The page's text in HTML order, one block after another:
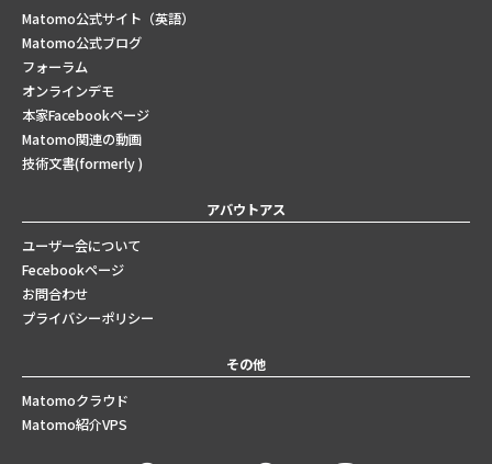
Matomo公式サイト（英語）
Matomo公式ブログ
フォーラム
オンラインデモ
本家Facebookページ
Matomo関連の動画
技術文書(formerly )
アバウトアス
ユーザー会について
Fecebookページ
お問合わせ
プライバシーポリシー
その他
Matomoクラウド
Matomo紹介VPS